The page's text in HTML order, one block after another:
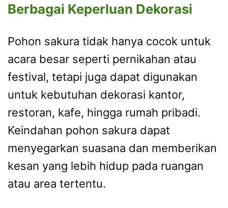
Berbagai Keperluan Dekorasi
Pohon sakura tidak hanya cocok untuk
acara besar seperti pernikahan atau
festival, tetapi juga dapat digunakan
untuk kebutuhan dekorasi kantor,
restoran, kafe, hingga rumah pribadi.
Keindahan pohon sakura dapat
menyegarkan suasana dan memberikan
kesan yang lebih hidup pada ruangan
atau area tertentu.